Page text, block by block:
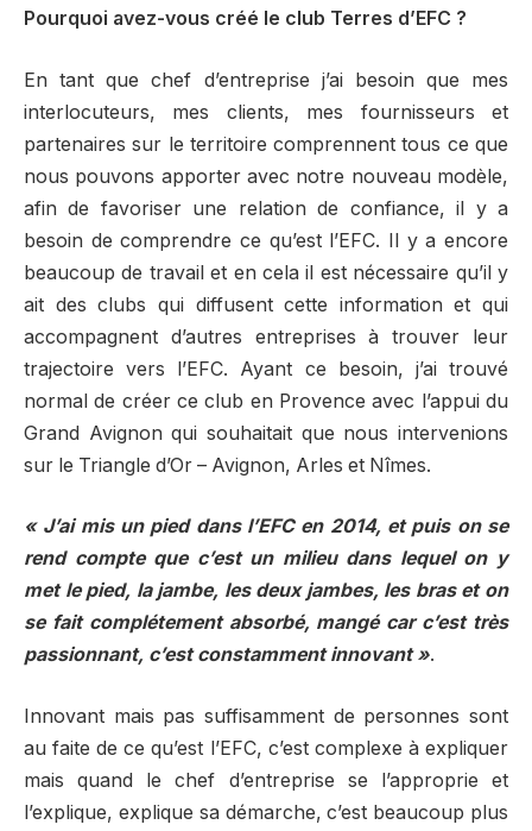
Pourquoi avez-vous créé le club Terres d’EFC ?
En tant que chef d’entreprise j’ai besoin que mes
interlocuteurs, mes clients, mes fournisseurs et
partenaires sur le territoire comprennent tous ce que
nous pouvons apporter avec notre nouveau modèle,
afin de favoriser une relation de confiance, il y a
besoin de comprendre ce qu’est l’EFC. Il y a encore
beaucoup de travail et en cela il est nécessaire qu’il y
ait des clubs qui diffusent cette information et qui
accompagnent d’autres entreprises à trouver leur
trajectoire vers l’EFC. Ayant ce besoin, j’ai trouvé
normal de créer ce club en Provence avec l’appui du
Grand Avignon qui souhaitait que nous intervenions
sur le Triangle d’Or – Avignon, Arles et Nîmes.
« J’ai mis un pied dans l’EFC en 2014, et puis on se
rend compte que c’est un milieu dans lequel on y
met le pied, la jambe, les deux jambes, les bras et on
se fait complétement absorbé, mangé car c’est très
passionnant, c’est constamment innovant ».
Innovant mais pas suffisamment de personnes sont
au faite de ce qu’est l’EFC, c’est complexe à expliquer
mais quand le chef d’entreprise se l’approprie et
l’explique, explique sa démarche, c’est beaucoup plus